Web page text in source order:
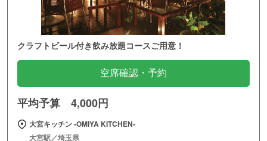
クラフトビール付き飲み放題コースご用意！
空席確認・予約
平均予算 4,000円
大宮キッチン ‐OMIYA KITCHEN‐
大宮駅／埼玉県